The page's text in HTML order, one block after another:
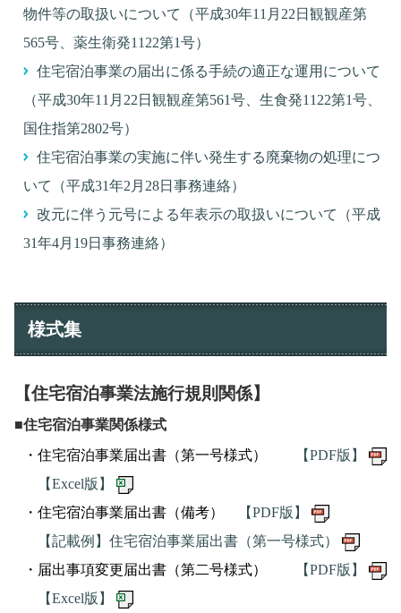
物件等の取扱いについて（平成30年11月22日観観産第
565号、薬生衛発1122第1号）
住宅宿泊事業の届出に係る手続の適正な運用について
（平成30年11月22日観観産第561号、生食発1122第1号、
国住指第2802号）
住宅宿泊事業の実施に伴い発生する廃棄物の処理につ
いて（平成31年2月28日事務連絡）
改元に伴う元号による年表示の取扱いについて（平成
31年4月19日事務連絡）
様式集
【住宅宿泊事業法施行規則関係】
■住宅宿泊事業関係様式
・住宅宿泊事業届出書（第一号様式）
【PDF版】
【Excel版】
・住宅宿泊事業届出書（備考）
【PDF版】
【記載例】住宅宿泊事業届出書（第一号様式）
・届出事項変更届出書（第二号様式）
【PDF版】
【Excel版】